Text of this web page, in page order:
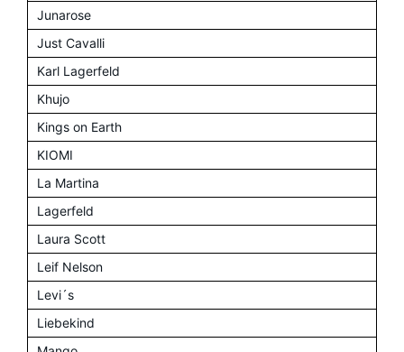
Junarose
Just Cavalli
Karl Lagerfeld
Khujo
Kings on Earth
KIOMI
La Martina
Lagerfeld
Laura Scott
Leif Nelson
Levi´s
Liebekind